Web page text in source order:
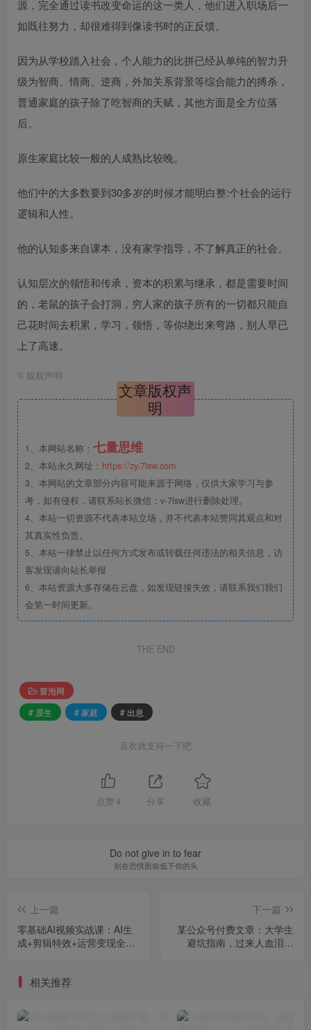
源，完全通过读书改变命运的这一类人，他们进入职场后一
如既往努力，却很难得到像读书时的正反馈。
因为从学校踏入社会，个人能力的比拼已经从单纯的智力升
级为智商、情商、逆商，外加关系背景等综合能力的搏杀，
普通家庭的孩子除了吃智商的天赋，其他方面是全方位落
后。
原生家庭比较一般的人成熟比较晚。
他们中的大多数要到30多岁的时候才能明白整:个社会的运行
逻辑和人性。
他的认知多来自课本，没有家学指导，不了解真正的社会。
认知层次的领悟和传承，资本的积累与继承，都是需要时间
的，老鼠的孩子会打洞，穷人家的孩子所有的一切都只能自
己花时间去积累，学习，领悟，等你绕出来弯路，别人早已
上了高速。
© 版权声明
文章版权声
明
1、本网站名称： 七量思维
2、本站永久网址： https://zy.7lsw.com
3、本网站的文章部分内容可能来源于网络，仅供大家学习与参
考，如有侵权，请联系站长微信：v-7lsw进行删除处理。
4、本站一切资源不代表本站立场，并不代表本站赞同其观点和对
其真实性负责。
5、本站一律禁止以任何方式发布或转载任何违法的相关信息，访
客发现请向站长举报
6、本站资源大多存储在云盘，如发现链接失效，请联系我们我们
会第一时间更新。
THE END
冒泡网
# 原生
# 家庭 # 出息
喜欢就支持一下吧
点赞 4 分享 收藏
Do not give in to fear
别在恐惧面前低下你的头
上一篇
零基础AI视频实战课：AI生
成+剪辑特效+运营变现全教
下一篇
某公众号付费文章：大学生
避坑指南，过来人血泪经
相关推荐